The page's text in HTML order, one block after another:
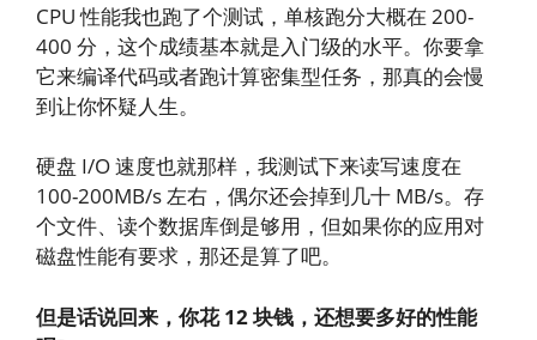
CPU 性能我也跑了个测试，单核跑分大概在 200-
400 分，这个成绩基本就是入门级的水平。你要拿
它来编译代码或者跑计算密集型任务，那真的会慢
到让你怀疑人生。
硬盘 I/O 速度也就那样，我测试下来读写速度在
100-200MB/s 左右，偶尔还会掉到几十 MB/s。存
个文件、读个数据库倒是够用，但如果你的应用对
磁盘性能有要求，那还是算了吧。
但是话说回来，你花 12 块钱，还想要多好的性能